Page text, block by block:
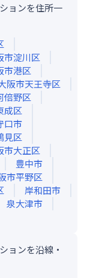
ョンを住所一
市淀川区
市港区
阪市天王寺区
倍野区
成区
口市
見区
市大正区
豊中市
市平野区
岸和田市
泉大津市
ョンを沿線・